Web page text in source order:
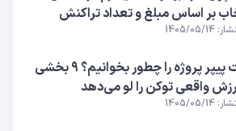
بر اساس مبلغ و تعداد تراکنش
1405/05/14
وایت پیپر پروژه را چطور بخوانیم؟ ۹ بخشی
واقعی توکن را لو می‌دهد
1405/05/14